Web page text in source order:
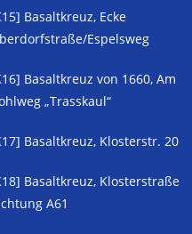
Basaltkreuz, Ecke
Espelsweg
Basaltkreuz von 1660, Am
„Trasskaul“
Basaltkreuz, Klosterstr. 20
Basaltkreuz, Klosterstraße
A61